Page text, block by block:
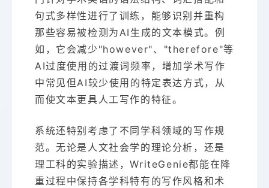
句式多样性进行了训练，能够识别并重构
那些容易被检测为AI生成的文本模式。例
如，它会减少"however"、"therefore"等
AI过度使用的过渡词频率，增加学术写作
中常见但AI较少使用的特定表达方式，从
而使文本更具人工写作的特征。
系统还特别考虑了不同学科领域的写作规
范。无论是人文社会学的理论分析，还是
理工科的实验描述，WriteGenie都能在降
重过程中保持各学科特有的写作风格和术